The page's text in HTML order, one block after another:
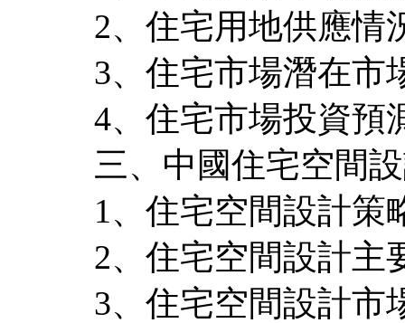
2、住宅用地供應情
3、住宅市場潛在市
4、住宅市場投資預
三、中國住宅空間
1、住宅空間設計策
2、住宅空間設計主
3、住宅空間設計市